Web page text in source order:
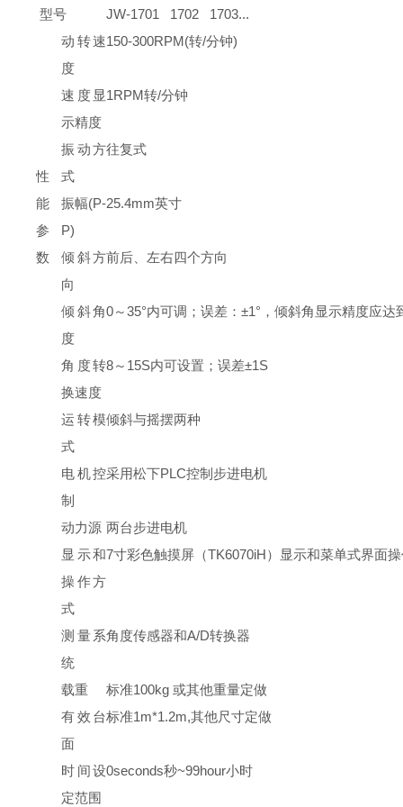
型号 JW-1701 1702 1703...
性
能
参
数
动转速
度
150-300RPM(转/分钟)
速度显
示精度
1RPM转/分钟
振动方
式
往复式
振幅(P-
P)
25.4mm英寸
倾斜方
向
前后、左右四个方向
倾斜角
度
0～35°内可调；误差：±1°，倾斜角显示精度应达
角度转
换速度
8～15S内可设置；误差±1S
运转模
式
倾斜与摇摆两种
电机控
制
采用松下PLC控制步进电机
动力源 两台步进电机
显示和
操作方
式
7寸彩色触摸屏（TK6070iH）显示和菜单式界
测量系
统
角度传感器和A/D转换器
载重
标准100kg 或其他重量定做
有效台
面
标准1m*1.2m,其他尺寸定做
时间设
定范围
0seconds秒~99hour小时